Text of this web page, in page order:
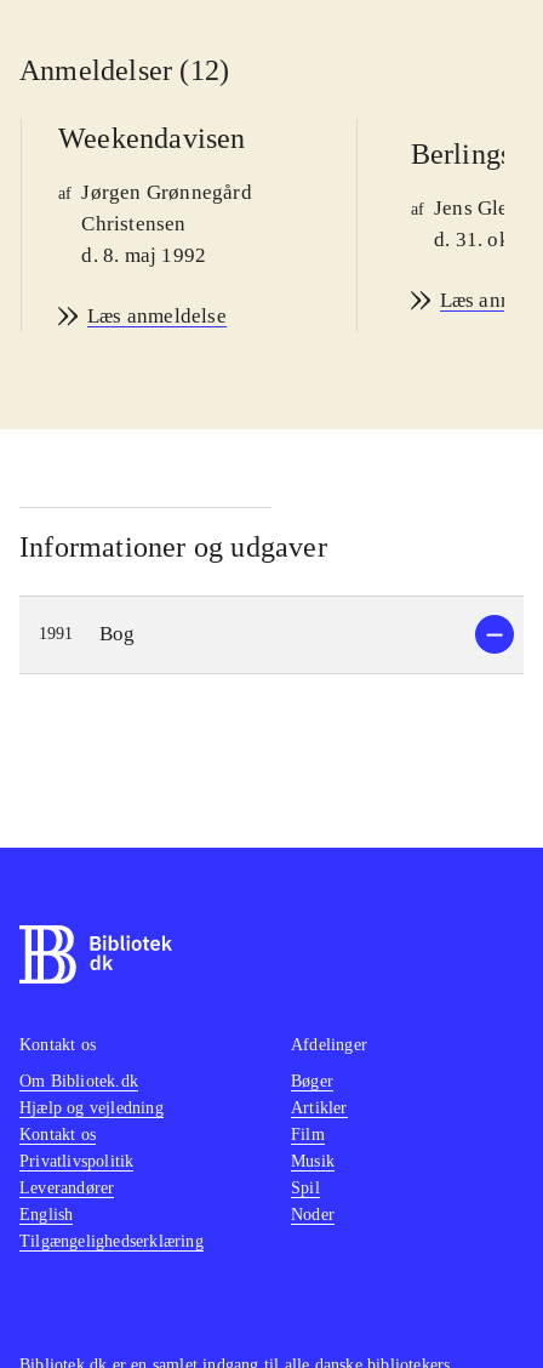
Anmeldelser (12)
Weekendavisen
af Jørgen Grønnegård
Christensen
d. 8. maj 1992
Læs anmeldelse
af Jens
d. 31. okt.
Læs
Informationer og udgaver
1991 Bog
Kontakt os
Om Bibliotek.dk
Hjælp og vejledning
Kontakt os
Privatlivspolitik
Leverandører
English
Tilgængelighedserklæring
Afdelinger
Bøger
Artikler
Film
Musik
Spil
Noder